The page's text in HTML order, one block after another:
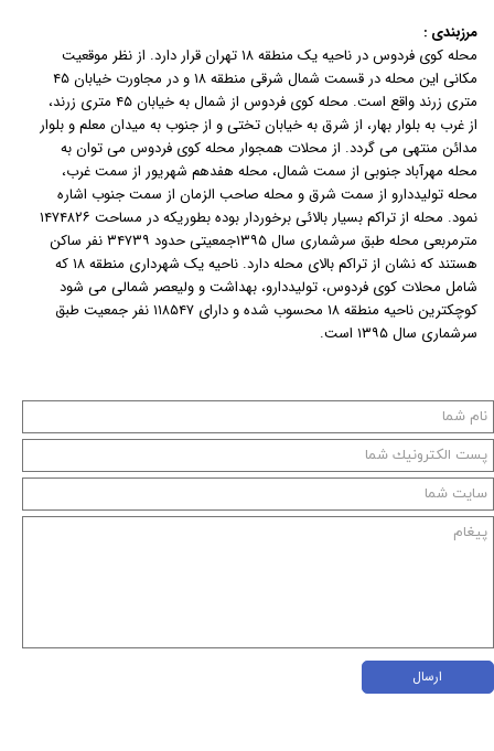
مرزبندی :
محله کوی فردوس در ناحیه یک منطقه ۱۸ تهران قرار دارد. از نظر موقعیت
مکانی این محله در قسمت شمال شرقی منطقه ۱۸ و در مجاورت خیابان ۴۵
متری زرند واقع است. محله کوی فردوس از شمال به خیابان ۴۵ متری زرند،
از غرب به بلوار بهار، از شرق به خیابان تختی و از جنوب به میدان معلم و بلوار
مدائن منتهی می گردد. از محلات همجوار محله کوی فردوس می توان به
محله مهرآباد جنوبی از سمت شمال، محله هفدهم شهریور از سمت غرب،
محله تولیددارو از سمت شرق و محله صاحب الزمان از سمت جنوب اشاره
نمود. محله از تراکم بسیار بالائی برخوردار بوده بطوریکه در مساحت ۱۴۷۴۸۲۶
مترمربعی محله طبق سرشماری سال ۱۳۹۵جمعیتی حدود ۳۴۷۳۹ نفر ساکن
هستند که نشان از تراکم بالای محله دارد. ناحیه یک شهرداری منطقه ۱۸ که
شامل محلات کوی فردوس، تولیددارو، بهداشت و ولیعصر شمالی می شود
کوچکترین ناحیه منطقه ۱۸ محسوب شده و دارای ۱۱۸۵۴۷ نفر جمعیت طبق
سرشماری سال ۱۳۹۵ است.
ارسال